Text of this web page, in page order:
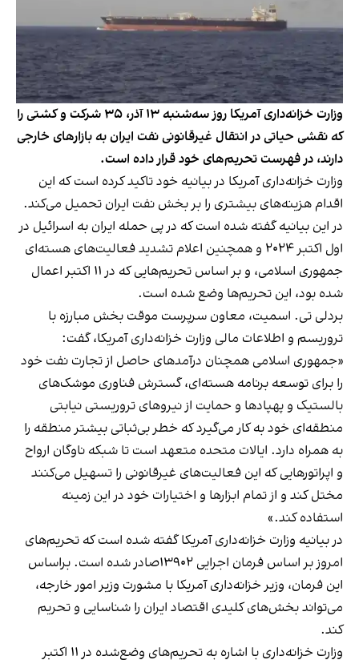
وزارت خزانه‌داری آمریکا روز سه‌شنبه ۱۳ آذر، ۳۵ شرکت و کشتی را
که نقشی حیاتی در انتقال غیرقانونی نفت ایران به بازارهای خارجی
دارند، در فهرست تحریم‌های خود قرار داده است.
وزارت خزانه‌داری آمریکا در بیانیه خود تاکید کرده است که این
اقدام هزینه‌های بیشتری را بر بخش نفت ایران تحمیل می‌کند.
در این بیانیه گفته شده است که در پی حمله ایران به اسرائیل در
اول اکتبر ۲۰۲۴ و همچنین اعلام تشدید فعالیت‌های هسته‌ای
جمهوری اسلامی، و بر اساس تحریم‌هایی که در ۱۱ اکتبر اعمال
شده بود، این تحریم‌ها وضع شده است.
بردلی تی. اسمیت، معاون سرپرست موقت بخش مبارزه با
تروریسم و اطلاعات مالی وزارت خزانه‌داری آمریکا، گفت:
«جمهوری اسلامی همچنان درآمدهای حاصل از تجارت نفت خود
را برای توسعه برنامه هسته‌ای، گسترش فناوری موشک‌های
بالستیک و پهپادها و حمایت از نیروهای تروریستی نیابتی
منطقه‌ای خود به کار می‌گیرد که خطر بی‌ثباتی بیشتر منطقه را
به همراه دارد. ایالات متحده متعهد است تا شبکه ناوگان ارواح
و اپراتورهایی که این فعالیت‌های غیرقانونی را تسهیل می‌کنند
مختل کند و از تمام ابزارها و اختیارات خود در این زمینه
استفاده کند.»
در بیانیه وزارت خزانه‌داری آمریکا گفته شده است که تحریم‌های
امروز بر اساس فرمان اجرایی ۱۳۹۰۲صادر شده است. براساس
این فرمان، وزیر خزانه‌داری آمریکا با مشورت وزیر امور خارجه،
می‌تواند بخش‌های کلیدی اقتصاد ایران را شناسایی و تحریم
کند.
وزارت خزانه‌داری با اشاره به تحریم‌های وضع‌شده در ۱۱ اکتبر